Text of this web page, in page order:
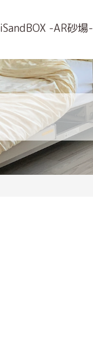
iSandBOX -AR砂場-